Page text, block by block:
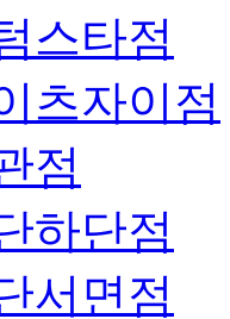
스타점
츠자이점
점
하단점
서면점